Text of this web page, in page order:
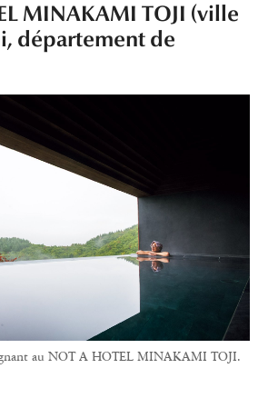
MINAKAMI TOJI (ville
département de
au NOT A HOTEL MINAKAMI TOJI.